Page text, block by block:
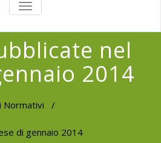
TOGGLE
NAVIGATION
nel
2014
Normativi /
di gennaio 2014